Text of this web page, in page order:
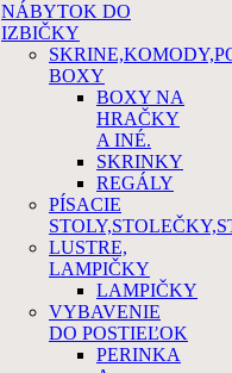
NÁBYTOK DO
IZBIČKY
BOXY
BOXY NA
HRAČKY
A INÉ.
SKRINKY
REGÁLY
PÍSACIE
LUSTRE,
LAMPIČKY
LAMPIČKY
VYBAVENIE
DO POSTIEĽOK
PERINKA